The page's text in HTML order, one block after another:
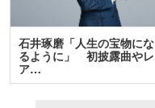
石井琢磨「人生の宝物にな
るように」 初披露曲やレ
ア…